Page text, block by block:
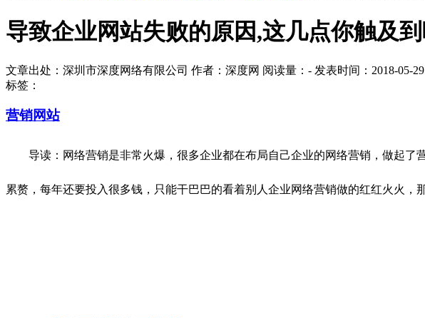
导致企业网站失败的原因,这几点你触及
文章出处：深圳市深度网络有限公司 作者：深度网 阅读量： - 发表时间：2018-05-
标签：
营销网站
导读：网络营销是非常火爆，很多企业都在布局自己企业的网络营销，做起了
累赘，每年还要投入很多钱，只能干巴巴的看着别人企业网络营销做的红红火火，